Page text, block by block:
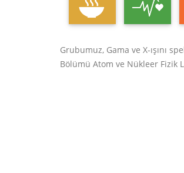
Grubumuz, Gama ve X-ışını
Bölümü Atom ve Nükleer Fizik